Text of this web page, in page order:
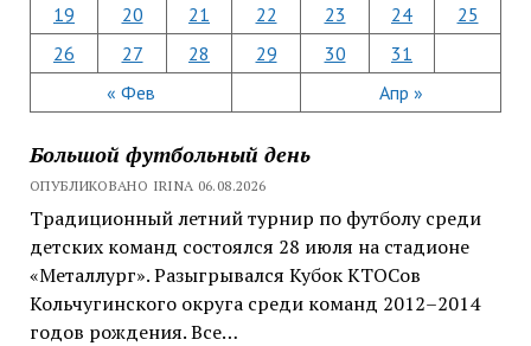
« Фев Апр »
19
20 21 22 23 24
25
26
27 28 29 30 31
Большой футбольный день
ОПУБЛИКОВАНО IRINA 06.08.2026
Традиционный летний турнир по футболу среди
детских команд состоялся 28 июля на стадионе
«Металлург». Разыгрывался Кубок КТОСов
Кольчугинского округа среди команд 2012–2014
годов рождения. Все…